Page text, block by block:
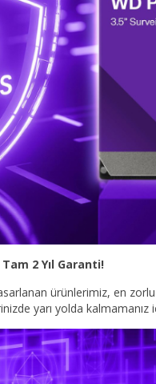
2 Yıl Garanti!
ürünlerimiz, en
yarı yolda